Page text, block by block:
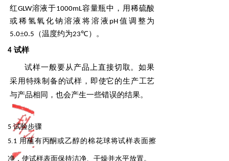
红GLW溶液于1000mL容量瓶中，用稀硫酸
或稀氢氧化钠溶液将溶液 pH 值调整为
5.0±0.5 （温度约为23℃）。
4 试样
试样一般要从产品上直接切取。如果
采用特殊制备的试样，即使它的生产工艺
与产品相同，也会产生一些错误的结果。
5 试验步骤
5.1 用蘸有丙酮或乙醇的棉花球将试样表面擦
净，使试样表面保持洁净、干燥并水平放置。